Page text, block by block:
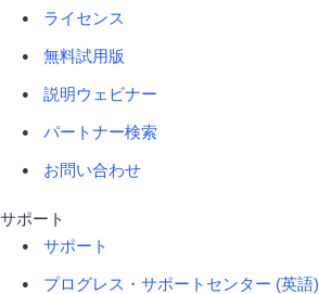
ライセンス
無料試用版
説明ウェビナー
パートナー検索
お問い合わせ
サポート
サポート
プログレス・サポートセンター (英語)